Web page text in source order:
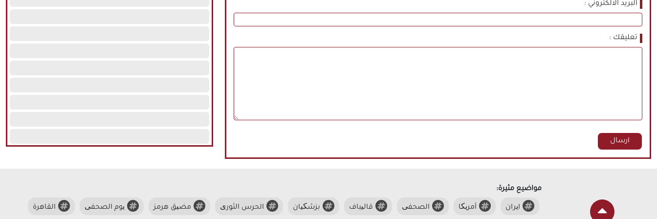
البريد الالكتروني
تعليقك
مواضيع مثيرة:
ایران أمریکا الصحفی قالیباف بزشکیان الحرس الثوری مضیق هرمز یوم الصحفی القاهرة